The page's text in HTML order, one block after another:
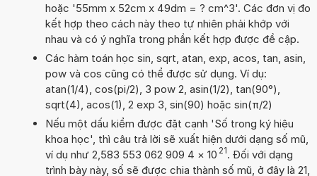
hoặc '55mm x 52cm x 49dm = ? cm^3'. Các đơn vị đo
kết hợp theo cách này theo tự nhiên phải khớp với
nhau và có ý nghĩa trong phần kết hợp được đề cập.
Các hàm toán học sin, sqrt, atan, exp, acos, tan, asin,
pow và cos cũng có thể được sử dụng. Ví dụ:
atan(1/4), cos(pi/2), 3 pow 2, asin(1/2), tan(90°),
sqrt(4), acos(1), 2 exp 3, sin(90) hoặc sin(π/2)
Nếu một dấu kiểm được đặt cạnh 'Số trong ký hiệu
khoa học', thì câu trả lời sẽ xuất hiện dưới dạng số mũ,
ví dụ như 2,583 553 062 909 4 × 10 21. Đối với dạng
trình bày này, số sẽ được chia thành số mũ, ở đây là 21,